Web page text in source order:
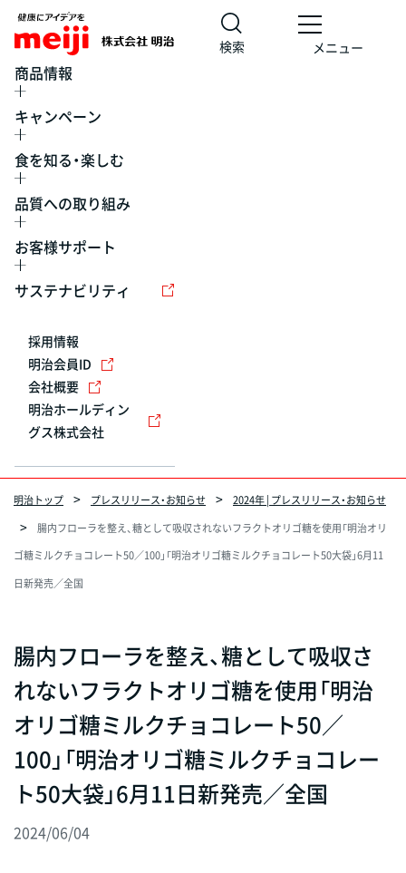
検索 メニュー
商品情報
キャンペーン
食を知る・楽しむ
品質への取り組み
お客様サポート
サステナビリティ
採用情報
明治会員ID
会社概要
明治ホールディン
グス株式会社
明治トップ プレスリリース・お知らせ
2024年 | プレスリリース・お知らせ
腸内フローラを整え、糖として吸収されないフラクトオリゴ糖を使用「明治オリ
ゴ糖ミルクチョコレート50／100」「明治オリゴ糖ミルクチョコレート50大袋」6月11
日新発売／全国
腸内フローラを整え、糖として吸収さ
れないフラクトオリゴ糖を使用「明治
オリゴ糖ミルクチョコレート50／
100」「明治オリゴ糖ミルクチョコレー
ト50大袋」6月11日新発売／全国
2024/06/04